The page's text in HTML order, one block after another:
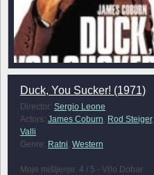
Duck, You Sucker! (1971)
Director: Sergio Leone
Actors: James Coburn, Rod Steiger,
Valli
Genre: Ratni, Western
Moje mišljenje: 4 / 5 - Vrlo Dobar